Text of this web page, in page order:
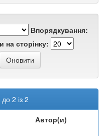
Впорядкування:
на сторінку:
2 із 2
Автор(и)